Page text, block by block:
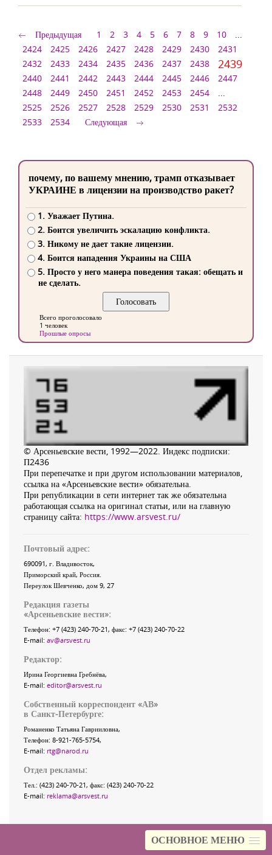
ОСНОВНОЕ МЕНЮ
Предыдущая 1 2 3 4 5 6 7 8 9 10
...
2424
2425 2426 2427 2428 2429 2430
2431
2432
2433 2434 2435 2436 2437 2438 2439
2440 2441 2442 2443 2444 2445 2446
2447
2448
2449 2450 2451 2452 2453 2454
...
2525
2526 2527 2528 2529 2530 2531
2532
2533
2534 Следующая
почему, по вашему мнению, трамп отказывает
УКРАИНЕ в лицензии на производство ракет?
1. Уважает Путина.
2. Боится увеличить эскалацию конфликта.
3. Никому не дает такие лицензии.
4. Боится нападения Украины на США
5. Просто у него манера поведения такая: обещать и
не сделать.
Всего проголосовало
1 человек
Прошлые опросы
© Арсеньевские вести, 1992—2022. Индекс подписки:
П2436
При перепечатке и при другом использовании материалов,
ссылка на «Арсеньевские вести» обязательна.
При републикации в сети интернет так же обязательна
работающая ссылка на оригинал статьи, или на главную
страницу сайта: https://www.arsvest.ru/
Почтовый адрес:
690091, г. Владивосток,
Приморский край, Россия
Переулок Шевченко, дом 9, 27
Редакция газеты
«Арсеньевские вести»:
Телефон: +7 (423) 240-70-21, факс: +7 (423) 240-70-22
E-mail: av@arsvest.ru
Редактор:
Ирина Георгиевна Гребнёва,
E-mail: editor@arsvest.ru
Собственный корреспондент «АВ»
в Санкт-Петербурге:
Романенко Татьяна Гаврииловна,
Телефон: 8-921-765-5754,
E-mail: rtg@narod.ru
Отдел рекламы:
Тел.: (423) 240-70-21, факс: (423) 240-70-22
E-mail: reklama@arsvest.ru